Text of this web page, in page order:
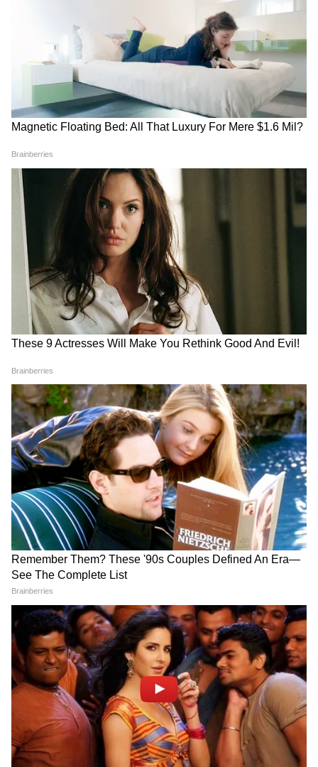
Gautam Gambhir:
"একফোঁটাও ছাড় নয়", শ্রীলঙ্কা
সিরিজের আগে ক্রিকেটারদের
কড়া হুঁশিয়ারি গম্ভীরের
Shakib Al Hasan: হাসিনা
বাংলাদেশে ফেরার কথা বলতেই
শাকিবের বাড়িতে হামলা! উড়ে
এল পাথর, লাগানো হল আগুন
LATEST VIDEOS
Annapurna Bhandar Payment |
হাজার টাকা?
কীভাবে অন্নপূর্ণা ভাণ্ডার নিয়ে কারা ছড়াচ্ছে
বিভ্রান্তি? | Suvendu Adhikari on
Annapurna Yojana